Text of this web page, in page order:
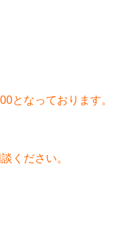
となっております。
ください。